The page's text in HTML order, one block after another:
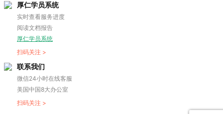
厚仁学员系统
实时查看服务进度
阅读文档报告
厚仁学员系统
扫码关注 >
联系我们
微信24小时在线客服
美国中国8大办公室
扫码关注 >